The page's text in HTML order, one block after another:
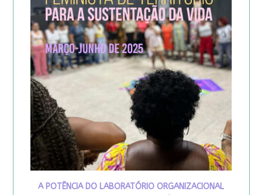
A POTÊNCIA DO LABORATÓRIO ORGANIZACIONAL